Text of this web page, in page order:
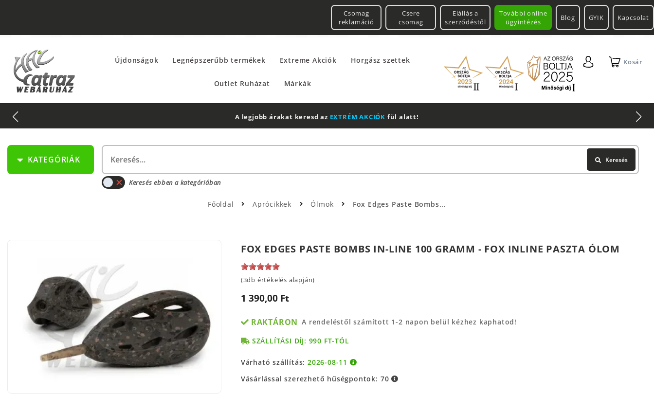
További online
ügyintézés
Csomag
reklamáció
Csere
csomag
Elállás a
szerződéstől
Blog GYIK Kapcsolat
Újdonságok Legnépszerűbb termékek Extreme Akciók Horgász szettek
Outlet Ruházat Márkák
Kosár
A legjobb árakat keresd az EXTRÉM AKCIÓK fül alatt!
KATEGÓRIÁK Keresés
Keresés ebben a kategóriában
Főoldal Aprócikkek Ólmok Fox Edges Paste Bombs...
FOX EDGES PASTE BOMBS IN-LINE 100 GRAMM - FOX INLINE PASZTA ÓLOM
(3db értékelés alapján)
1 390,00 Ft
RAKTÁRON A rendeléstől számított 1-2 napon belül kézhez kaphatod!
SZÁLLÍTÁSI DÍJ: 990 FT-TÓL
Várható szállítás:2026-08-11
Vásárlással szerezhető hűségpontok: 70